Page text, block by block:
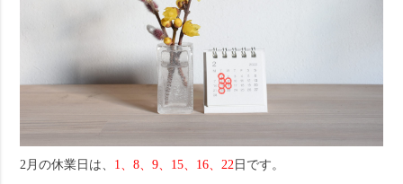
2月の休業日は、 1、8、9、15、16、22 日です。